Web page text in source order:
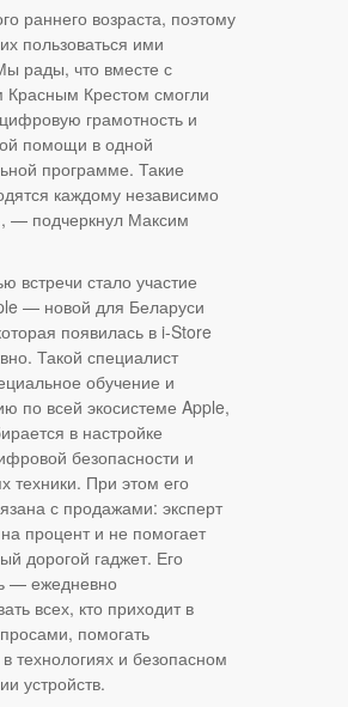
раннего возраста, поэтому
пользоваться ими
рады, что вместе с
Красным Крестом смогли
грамотность и
помощи в одной
программе. Такие
каждому независимо
— подчеркнул Максим
встречи стало участие
— новой для Беларуси
появилась в i-Store
Такой специалист
обучение и
по всей экосистеме Apple,
в настройке
безопасности и
техники. При этом его
с продажами: эксперт
процент и не помогает
дорогой гаджет. Его
— ежедневно
всех, кто приходит в
помогать
технологиях и безопасном
устройств.